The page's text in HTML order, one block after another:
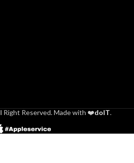
Right Reserved. Made with ❤️doIT.